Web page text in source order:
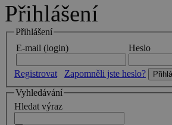
Přihlášení
Přihlášení
E-mail (login)
Heslo
Registrovat
Zapomněli jste heslo?
Vyhledávání
Hledat výraz